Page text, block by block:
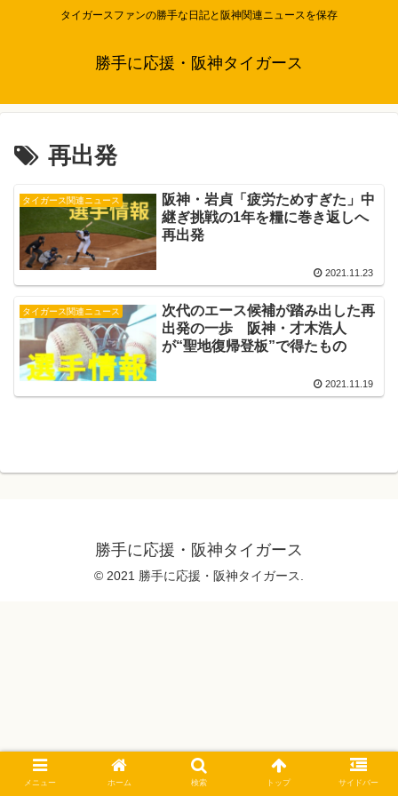
タイガースファンの勝手な日記と阪神関連ニュースを保存
勝手に応援・阪神タイガース
再出発
タイガース関連ニュース
阪神・岩貞「疲労ためすぎた」中
継ぎ挑戦の1年を糧に巻き返しへ
再出発
2021.11.23
タイガース関連ニュース
次代のエース候補が踏み出した再
出発の一歩 阪神・才木浩人
が“聖地復帰登板”で得たもの
2021.11.19
勝手に応援・阪神タイガース
© 2021 勝手に応援・阪神タイガース.
メニュー ホーム 検索 トップ サイドバー